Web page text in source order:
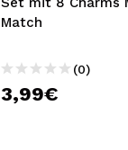
110: Mango Mellow
(0)
4,59€